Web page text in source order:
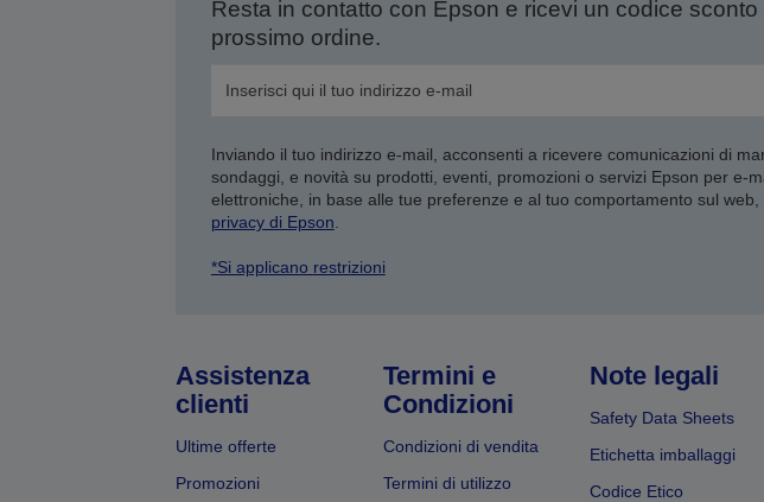
Resta in contatto con Epson e ricevi un codice sconto
prossimo ordine.
Inviando il tuo indirizzo e-mail, acconsenti a ricevere comunicazioni di
sondaggi, e novità su prodotti, eventi, promozioni o servizi Epson per e-
elettroniche, in base alle tue preferenze e al tuo comportamento sul web,
privacy di Epson
*Si applicano restrizioni
Assistenza
clienti
Ultime offerte
Promozioni
Termini e
Condizioni
Condizioni di vendita
Termini di utilizzo
Note legali
Safety Data Sheets
Etichetta imballaggi
Codice Etico